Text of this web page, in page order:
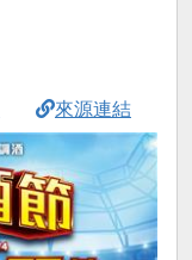
來源連結